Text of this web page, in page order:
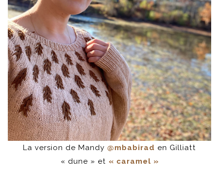
La version de Mandy @mbabirad en Gilliatt
« dune » et « caramel »